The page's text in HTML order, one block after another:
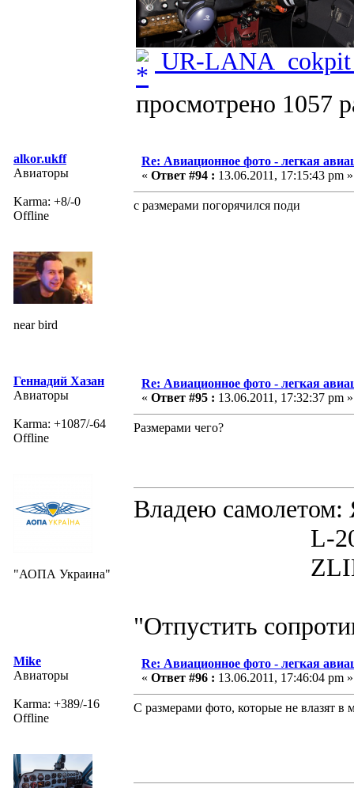
UR-
просмотрено 1057
alkor.ukff
Авиаторы
Karma: +8/-0
Offline
near bird
Re: Авиационное фото - легкая
« Ответ #94 : 13.06.2011, 17:15:43 pm »
с размерами погорячился поди
Геннадий Хазан
Авиаторы
Karma: +1087/-64
Offline
"АОПА Украина"
Re: Авиационное фото - легкая
« Ответ #95 : 13.06.2011, 17:32:37 pm »
Размерами чего?
Владею
L-200D
ZLIN 526
"Отпустить
Mike
Авиаторы
Karma: +389/-16
Offline
Re: Авиационное фото - легкая
« Ответ #96 : 13.06.2011, 17:46:04 pm »
С размерами фото, которые не влазят